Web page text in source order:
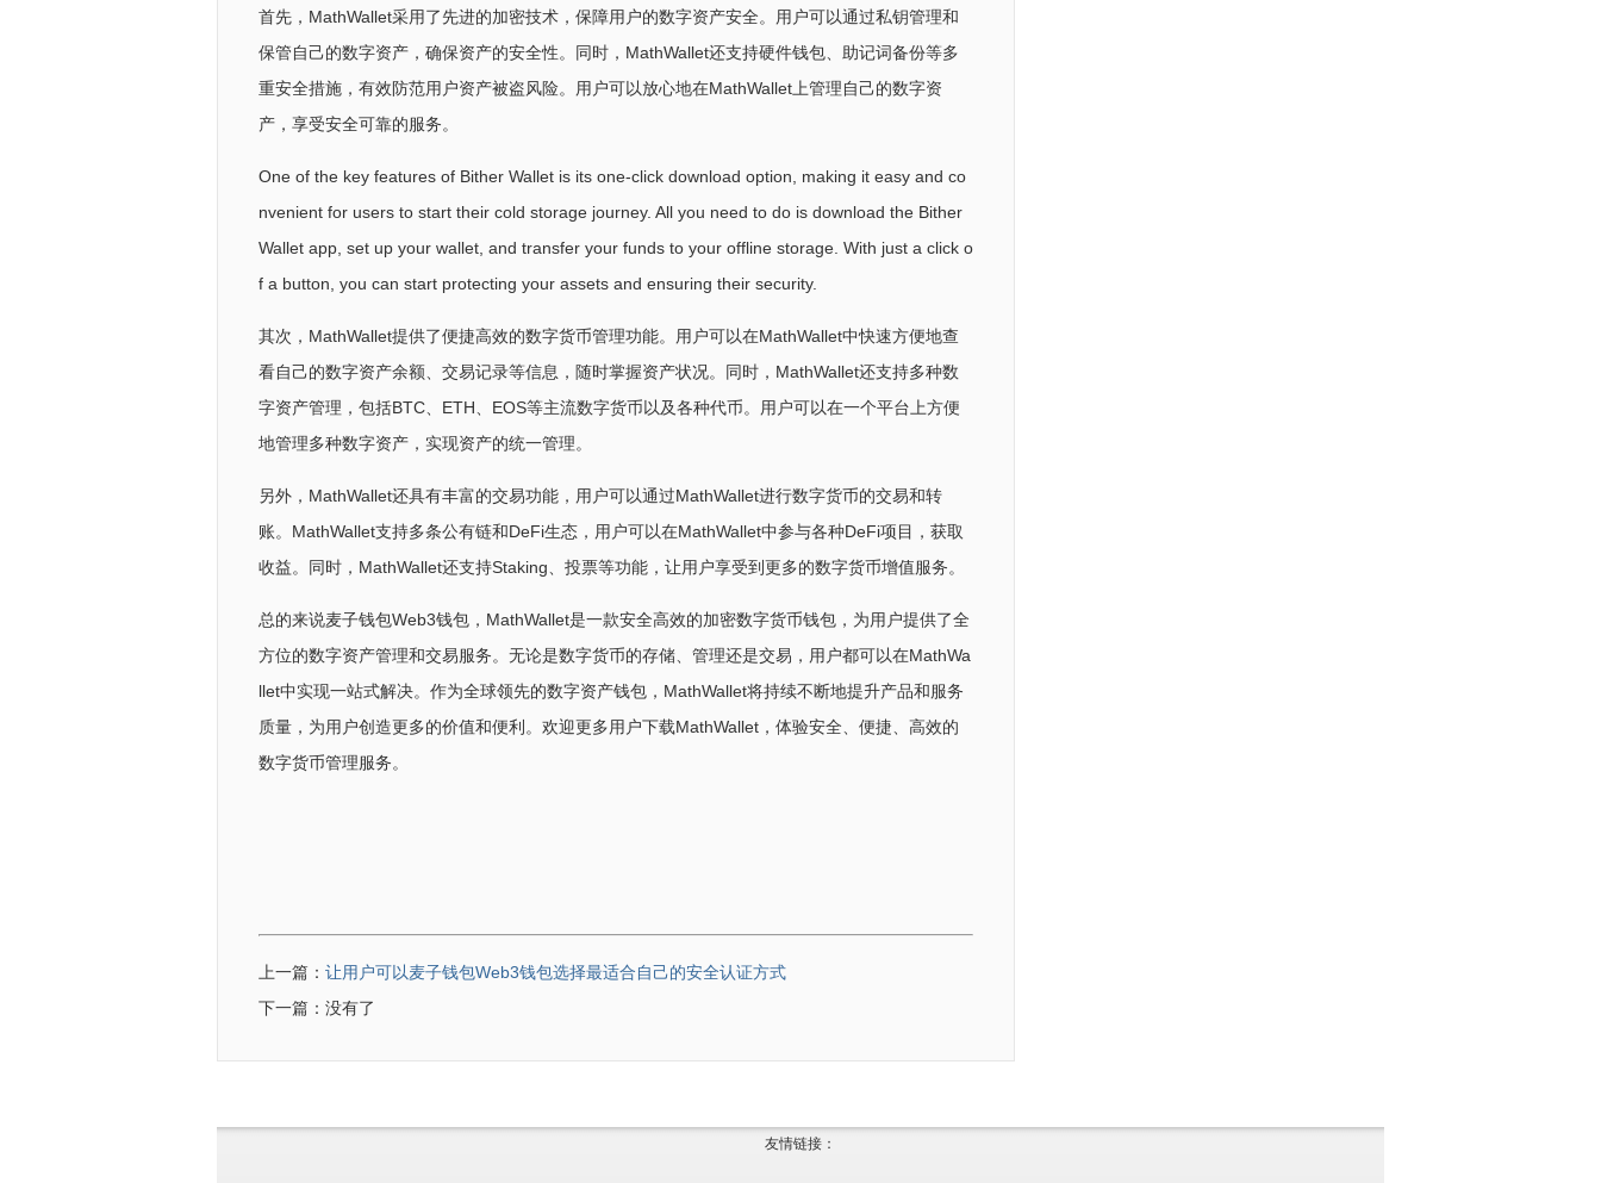
首先，MathWallet采用了先进的加密技术，保障用户的数字资产安全。用户可以通过私钥管理和
保管自己的数字资产，确保资产的安全性。同时，MathWallet还支持硬件钱包、助记词备份等多
重安全措施，有效防范用户资产被盗风险。用户可以放心地在MathWallet上管理自己的数字资
产，享受安全可靠的服务。
One of the key features of Bither Wallet is its one-click download option, making it easy and co
nvenient for users to start their cold storage journey. All you need to do is download the Bither
Wallet app, set up your wallet, and transfer your funds to your offline storage. With just a click o
f a button, you can start protecting your assets and ensuring their security.
其次，MathWallet提供了便捷高效的数字货币管理功能。用户可以在MathWallet中快速方便地查
看自己的数字资产余额、交易记录等信息，随时掌握资产状况。同时，MathWallet还支持多种数
字资产管理，包括BTC、ETH、EOS等主流数字货币以及各种代币。用户可以在一个平台上方便
地管理多种数字资产，实现资产的统一管理。
另外，MathWallet还具有丰富的交易功能，用户可以通过MathWallet进行数字货币的交易和转
账。MathWallet支持多条公有链和DeFi生态，用户可以在MathWallet中参与各种DeFi项目，获取
收益。同时，MathWallet还支持Staking、投票等功能，让用户享受到更多的数字货币增值服务。
总的来说麦子钱包Web3钱包，MathWallet是一款安全高效的加密数字货币钱包，为用户提供了全
方位的数字资产管理和交易服务。无论是数字货币的存储、管理还是交易，用户都可以在MathWa
llet中实现一站式解决。作为全球领先的数字资产钱包，MathWallet将持续不断地提升产品和服务
质量，为用户创造更多的价值和便利。欢迎更多用户下载MathWallet，体验安全、便捷、高效的
数字货币管理服务。
上一篇： 让用户可以麦子钱包Web3钱包选择最适合自己的安全认证方式
下一篇：没有了
友情链接：